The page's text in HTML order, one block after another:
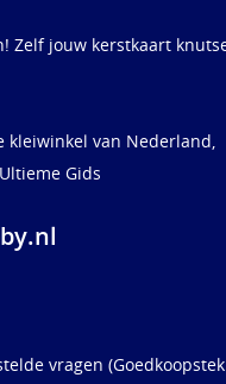
Zelf jouw kerstkaart
kleiwinkel van Nederland,
Gids
vragen